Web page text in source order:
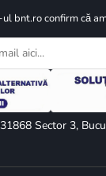
bnt.ro confirm că
Sector 3,